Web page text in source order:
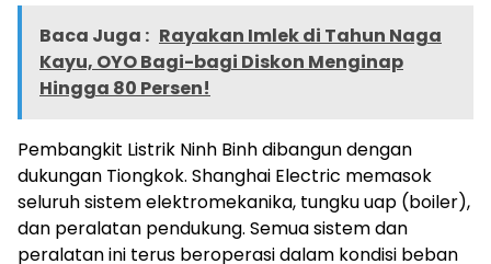
Baca Juga : Rayakan Imlek di Tahun Naga
Kayu, OYO Bagi-bagi Diskon Menginap
Hingga 80 Persen!
Pembangkit Listrik Ninh Binh dibangun dengan
dukungan Tiongkok. Shanghai Electric memasok
seluruh sistem elektromekanika, tungku uap (boiler),
dan peralatan pendukung. Semua sistem dan
peralatan ini terus beroperasi dalam kondisi beban